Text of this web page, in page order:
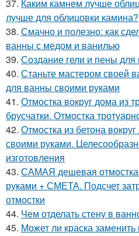
37. Каким камнем лучше
лучше для облицовки камина?
38. Смачно и полезно: как
ванны с медом и ванилью
39. Создание гели и пены
40. Станьте мастером своей
для ванны своими руками
41. Отмостка вокруг дома из
брусчатки. Отмостка
42. Отмостка из бетона
своими руками.
изготовления
43. САМАЯ дешевая отмостка
руками + СМЕТА. Подсчет
отмостки
44. Чем отделать стену в
45. Может ли краска заменить